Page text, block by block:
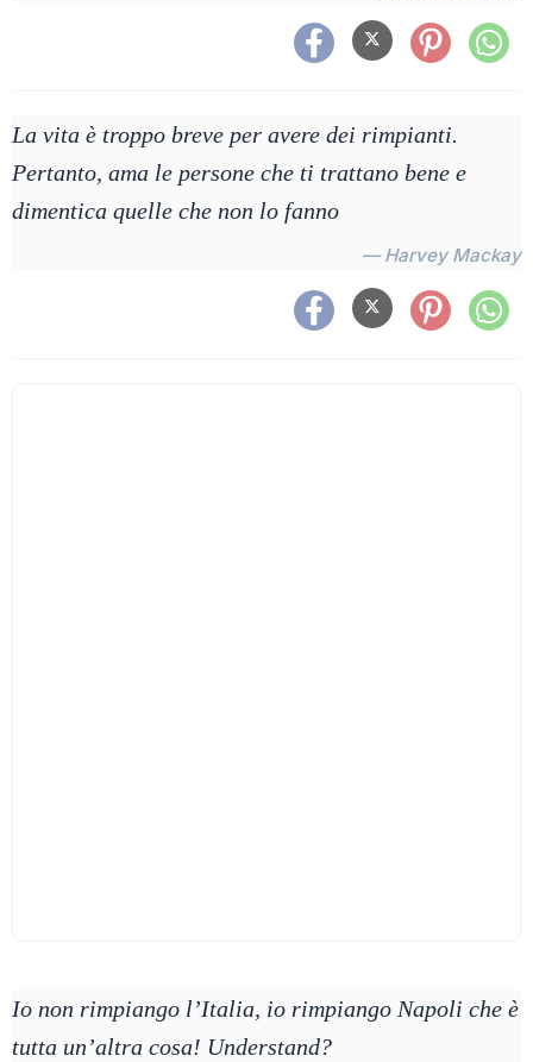
La vita è troppo breve per avere dei rimpianti.
Pertanto, ama le persone che ti trattano bene e
dimentica quelle che non lo fanno
— Harvey Mackay
Io non rimpiango l’Italia, io rimpiango Napoli che è
tutta un’altra cosa! Understand?